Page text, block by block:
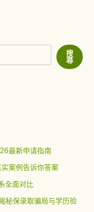
搜
尋
最新申请指南
案例告诉你答案
全面对比
秘保录取骗局与学历验